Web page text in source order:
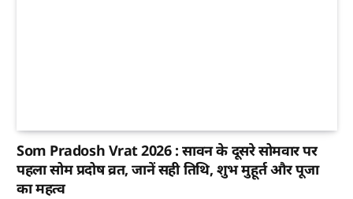
Som Pradosh Vrat 2026 : सावन के दूसरे सोमवार पर
पहला सोम प्रदोष व्रत, जानें सही तिथि, शुभ मुहूर्त और पूजा
का महत्व